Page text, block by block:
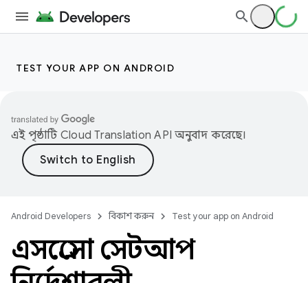
TEST YOUR APP ON ANDROID
এই পৃষ্ঠাটি Cloud Translation API অনুবাদ করেছে।
Android Developers বিকাশ করুন Test your app on Android
এসপ্রেসো সেটআপ